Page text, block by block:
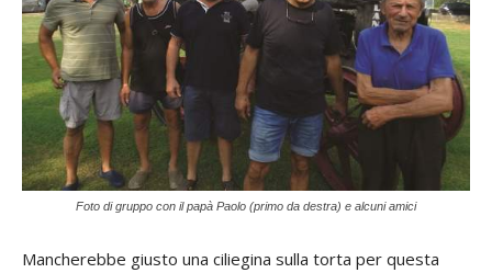
Foto di gruppo con il papà Paolo (primo da destra) e alcuni amici
Mancherebbe giusto una ciliegina sulla torta per questa